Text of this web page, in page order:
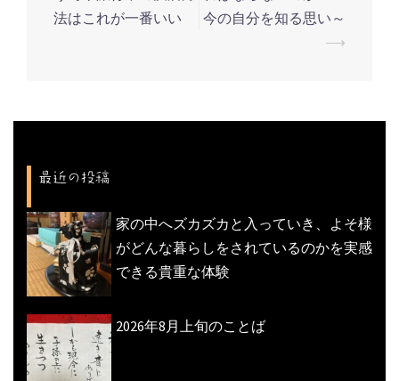
稿
ナ
ョ
法はこれが一番いい
今の自分を知る思い～
⟶
最近の投稿
家の中へズカズカと入っていき、よそ様
がどんな暮らしをされているのかを実感
できる貴重な体験
2026年8月上旬のことば